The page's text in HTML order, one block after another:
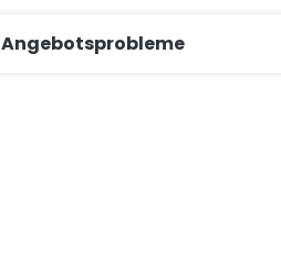
Angebotsprobleme